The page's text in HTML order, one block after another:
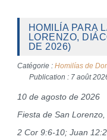
HOMILÍA PARA
LORENZO,
DE 2026)
Catégorie : Homilías de
Publication : 7 août
10 de agosto de 2026
Fiesta de San
2 Cor 9:6-10; Juan